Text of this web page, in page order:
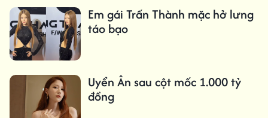
Em gái Trấn Thành mặc hở lưng
táo bạo
Uyển Ân sau cột mốc 1.000 tỷ
đồng